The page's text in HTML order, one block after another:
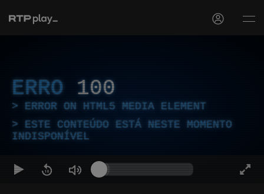
ERRO 100
ERROR ON HTML5 MEDIA ELEMENT
ESTE CONTEÚDO ESTÁ NESTE MOMENTO
INDISPONÍVEL